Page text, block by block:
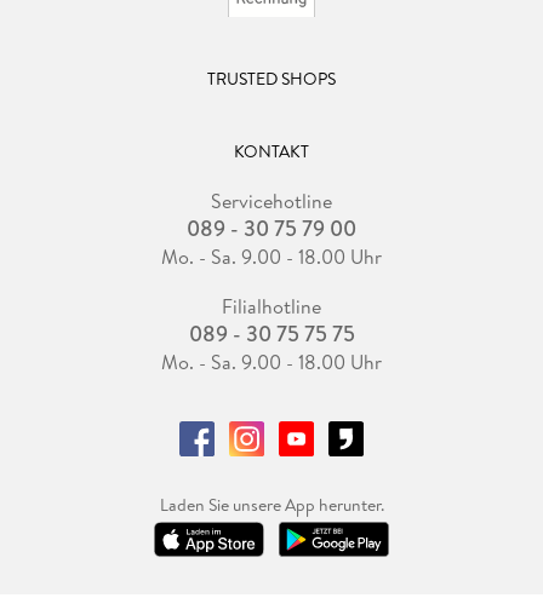
TRUSTED SHOPS
KONTAKT
Servicehotline
089 - 30 75 79 00
Mo. - Sa. 9.00 - 18.00 Uhr
Filialhotline
089 - 30 75 75 75
Mo. - Sa. 9.00 - 18.00 Uhr
Laden Sie unsere App herunter.